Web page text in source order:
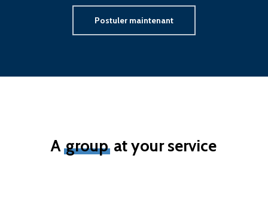
Postuler maintenant
Agroup at your service